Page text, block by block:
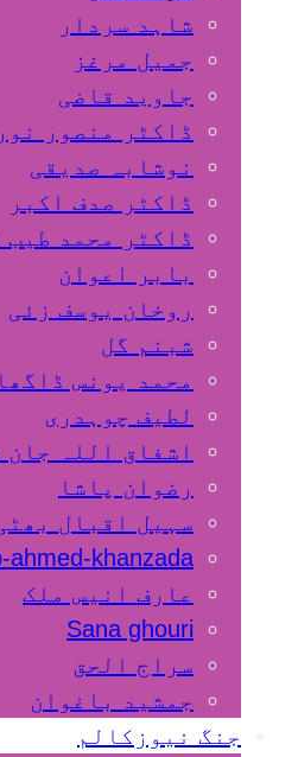
شاہد سردار
جمیل مرغز
جاوید قاضی
ڈاکٹر منصور
نوشابہ صدیقی
ڈاکٹر صدف اکبر
ڈاکٹر محمد
بابر اعوان
روخان یوسف زئی
شبنم گل
محمد یونس ڈاگھا
لطیف چوہدری
اشفاق اللہ جان
رضوان پاشا
سہیل اقبال
ahmed-khanzada
عارف انیس ملک
Sana ghouri
سراج الحق
جمشید باغوان
جنگ نیوزکالم